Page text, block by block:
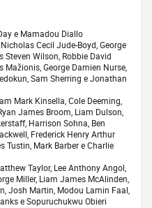
e Mamadou Diallo
Cecil Jude-Boyd, George
Steven Wilson, Robbie David
George Damien Nurse,
Sam Sherring e Jonathan
Mark Kinsella, Cole Deeming,
James Broom, Liam Dulson,
Harrison Sohna, Ben
Frederick Henry Arthur
Tustin, Mark Barber e Charlie
Taylor, Lee Anthony Angol,
Miller, Liam James McAlinden,
Josh Martin, Modou Lamin Faal,
e Sopuruchukwu Obieri